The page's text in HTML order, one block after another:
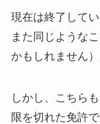
現在は終了して
また同じような
かもしれません）
しかし、こちら
限を切れた免許